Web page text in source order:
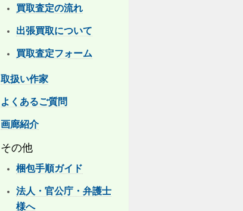
買取査定の流れ
出張買取について
買取査定フォーム
取扱い作家
よくあるご質問
画廊紹介
その他
梱包手順ガイド
法人・官公庁・弁護士
様へ